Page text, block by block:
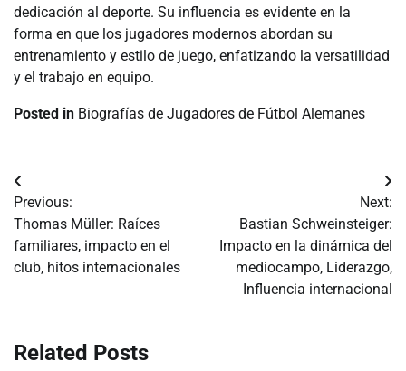
dedicación al deporte. Su influencia es evidente en la
forma en que los jugadores modernos abordan su
entrenamiento y estilo de juego, enfatizando la versatilidad
y el trabajo en equipo.
Posted in Biografías de Jugadores de Fútbol Alemanes
Post
navigation
Previous:
Thomas Müller: Raíces
familiares, impacto en el
club, hitos internacionales
Next:
Bastian Schweinsteiger:
Impacto en la dinámica del
mediocampo, Liderazgo,
Influencia internacional
Related Posts